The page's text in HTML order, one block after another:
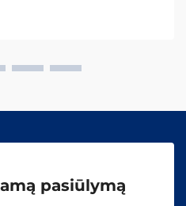
sistemų sauga ir
Šių esminių detalių
pasiūlymą